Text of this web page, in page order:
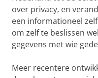
over privacy, en
een informationeel
om zelf te beslissen
gegevens met wie
Meer recentere